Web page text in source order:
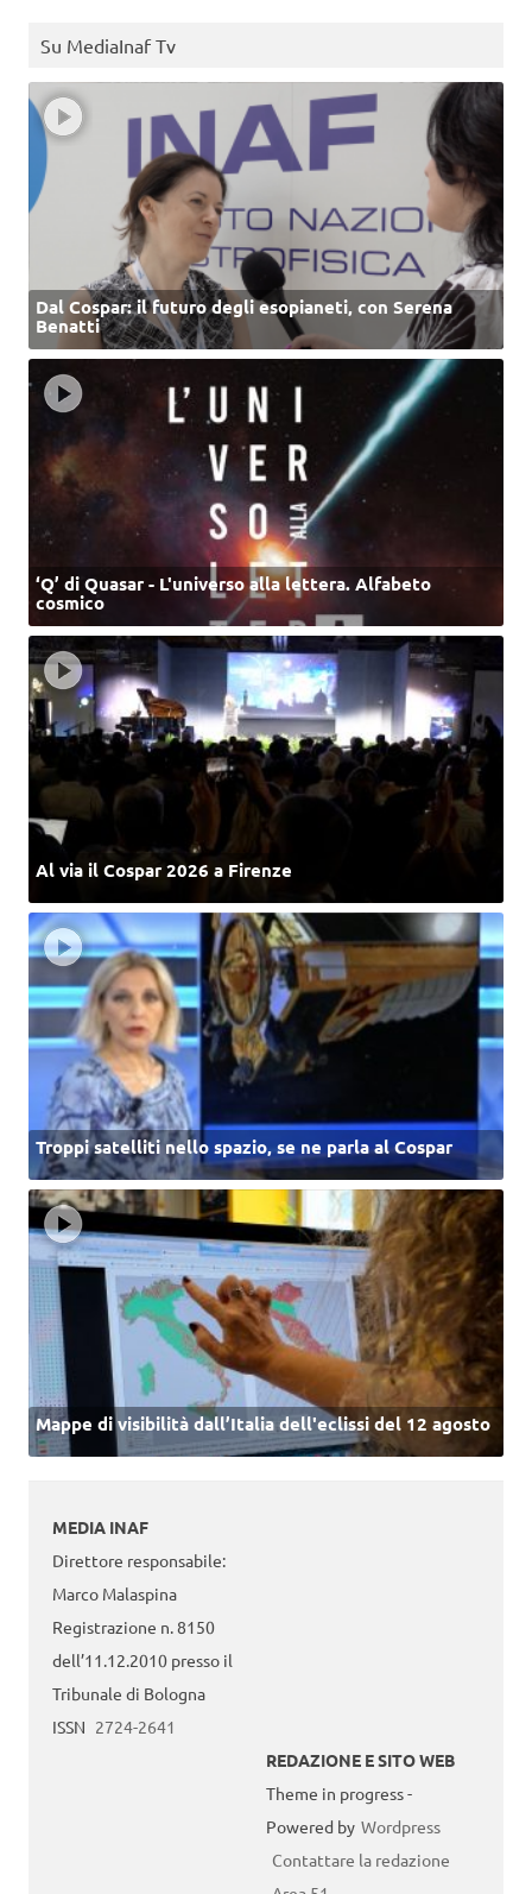
Su MediaInaf Tv
Dal Cospar: il futuro degli esopianeti, con Serena
Benatti
‘Q’ di Quasar - L'universo alla lettera. Alfabeto
cosmico
Al via il Cospar 2026 a Firenze
Troppi satelliti nello spazio, se ne parla al Cospar
Mappe di visibilità dall’Italia dell'eclissi del 12 agosto
MEDIA INAF
Direttore responsabile:
Marco Malaspina
Registrazione n. 8150
dell’11.12.2010 presso il
Tribunale di Bologna
ISSN 2724-2641
REDAZIONE E SITO WEB
Theme in progress -
Powered by Wordpress
Contattare la redazione